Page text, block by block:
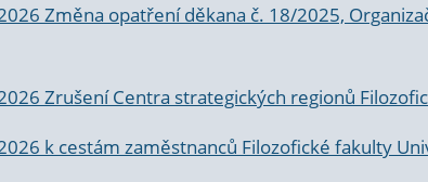
Změna opatření děkana č. 18/2025,
Zrušení Centra strategických regionů
k cestám zaměstnanců Filozofické fakulty